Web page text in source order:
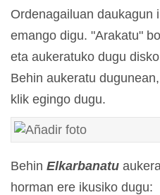
Ordenagailuan daukagun
emango digu. "Arakatu"
eta aukeratuko dugu
Behin aukeratu dugunean,
klik egingo dugu.
Behin Elkarbanatu
horman ere ikusiko dugu: